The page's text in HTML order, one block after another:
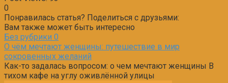
0
Понравилась статья? Поделиться с друзьями:
Вам также может быть интересно
Без рубрики 0
О чём мечтают женщины: путешествие в мир
сокровенных желаний
Как-то задалась вопросом: о чем мечтают женщины В
тихом кафе на углу оживлённой улицы